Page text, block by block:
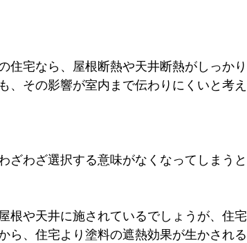
住宅なら、屋根断熱や天井断熱がしっかり
、その影響が室内まで伝わりにくいと考え
ざわざ選択する意味がなくなってしまうと
根や天井に施されているでしょうが、住宅
ら、住宅より塗料の遮熱効果が生かされる